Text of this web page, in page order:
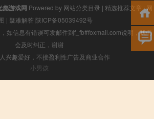
彪游戏网 Powered by 网站分类目录 | 精选推荐文章 |网
| 疑难解答 陕ICP备05039492号
如信息有错误可发邮件到f_fb#foxmail.com说明，我们
会及时纠正，谢谢
兴趣爱好，不接盈利性广告及商业合作
小男孩